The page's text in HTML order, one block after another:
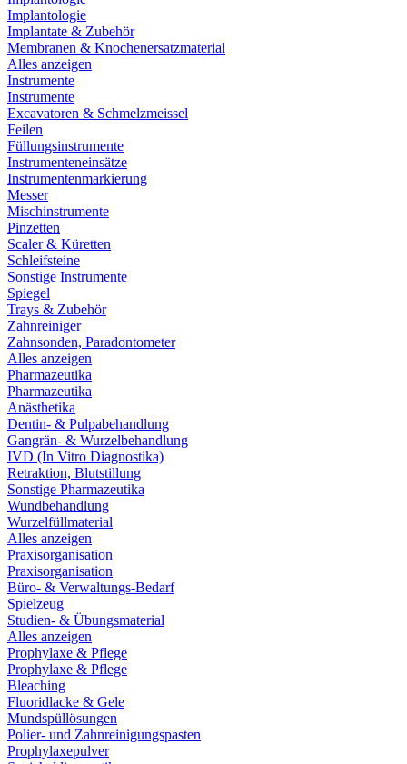
Implantologie
Implantate & Zubehör
Membranen & Knochenersatzmaterial
Alles anzeigen
Instrumente
Instrumente
Excavatoren & Schmelzmeissel
Feilen
Füllungsinstrumente
Instrumenteneinsätze
Instrumentenmarkierung
Messer
Mischinstrumente
Pinzetten
Scaler & Küretten
Schleifsteine
Sonstige Instrumente
Spiegel
Trays & Zubehör
Zahnreiniger
Zahnsonden, Paradontometer
Alles anzeigen
Pharmazeutika
Pharmazeutika
Anästhetika
Dentin- & Pulpabehandlung
Gangrän- & Wurzelbehandlung
IVD (In Vitro Diagnostika)
Retraktion, Blutstillung
Sonstige Pharmazeutika
Wundbehandlung
Wurzelfüllmaterial
Alles anzeigen
Praxisorganisation
Praxisorganisation
Büro- & Verwaltungs-Bedarf
Spielzeug
Studien- & Übungsmaterial
Alles anzeigen
Prophylaxe & Pflege
Prophylaxe & Pflege
Bleaching
Fluoridlacke & Gele
Mundspüllösungen
Polier- und Zahnreinigungspasten
Prophylaxepulver